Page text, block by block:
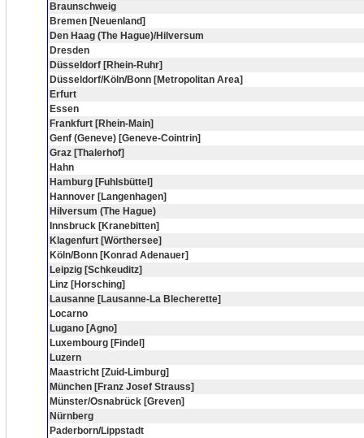
Braunschweig
Bremen [Neuenland]
Den Haag (The Hague)/Hilversum
Dresden
Düsseldorf [Rhein-Ruhr]
Düsseldorf/Köln/Bonn [Metropolitan Area]
Erfurt
Essen
Frankfurt [Rhein-Main]
Genf (Geneve) [Geneve-Cointrin]
Graz [Thalerhof]
Hahn
Hamburg [Fuhlsbüttel]
Hannover [Langenhagen]
Hilversum (The Hague)
Innsbruck [Kranebitten]
Klagenfurt [Wörthersee]
Köln/Bonn [Konrad Adenauer]
Leipzig [Schkeuditz]
Linz [Horsching]
Lausanne [Lausanne-La Blecherette]
Locarno
Lugano [Agno]
Luxembourg [Findel]
Luzern
Maastricht [Zuid-Limburg]
München [Franz Josef Strauss]
Münster/Osnabrück [Greven]
Nürnberg
Paderborn/Lippstadt